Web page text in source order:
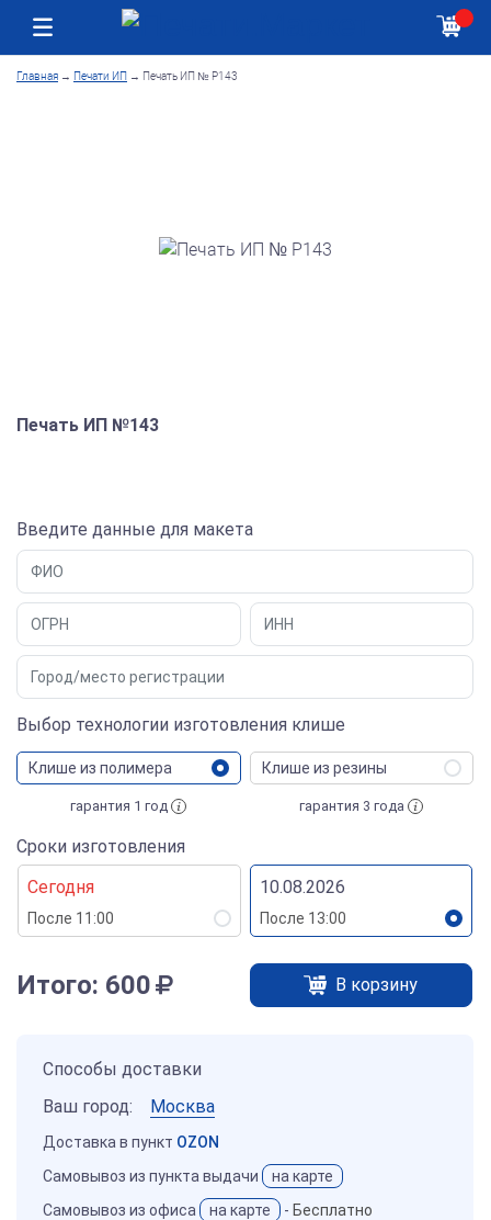
Главная → Печати ИП → Печать ИП № Р143
Печать ИП №143
Введите данные для макета
Выбор технологии изготовления клише
Клише из полимера
гарантия 1 год
Клише из резины
гарантия 3 года
Сроки изготовления
Сегодня
После 11:00
10.08.2026
После 13:00
Итого: 600 В корзину
Способы доставки
Ваш город:
Москва
Доставка в пункт OZON
Самовывоз из пункта выдачи
на карте
Самовывоз из офиса
на карте - Бесплатно